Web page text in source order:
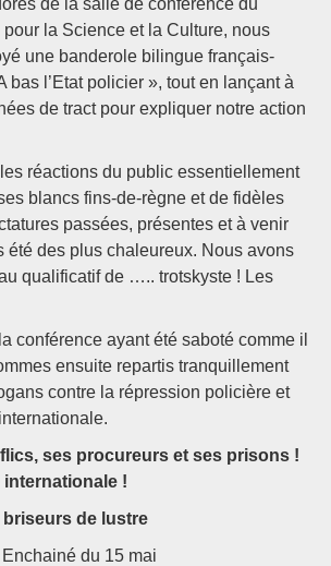
de la salle de conférence du
la Science et la Culture, nous
une banderole bilingue français-
bas l’Etat policier », tout en lançant à
de tract pour expliquer notre action
réactions du public essentiellement
blancs fins-de-règne et de fidèles
passées, présentes et à venir
été des plus chaleureux. Nous avons
qualificatif de ….. trotskyste ! Les
conférence ayant été saboté comme il
ensuite repartis tranquillement
contre la répression policière et
flics, ses procureurs et ses prisons !
!
briseurs de lustre
du 15 mai